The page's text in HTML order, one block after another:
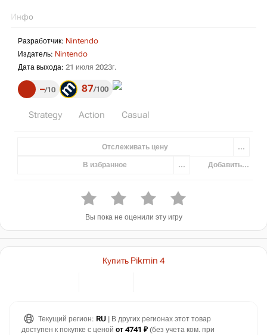
Инфо
Разработчик: Nintendo
Издатель: Nintendo
Дата выхода: 21 июля 2023г.
– 10 87 100
Strategy Action Casual
Отслеживать цену ...
В избранное ... Добавить...
Вы пока не оценили эту игру
Купить Pikmin 4
Текущий регион: RU | В других регионах этот товар
доступен к покупке с ценой от 4741 ₽ (без учета ком. при